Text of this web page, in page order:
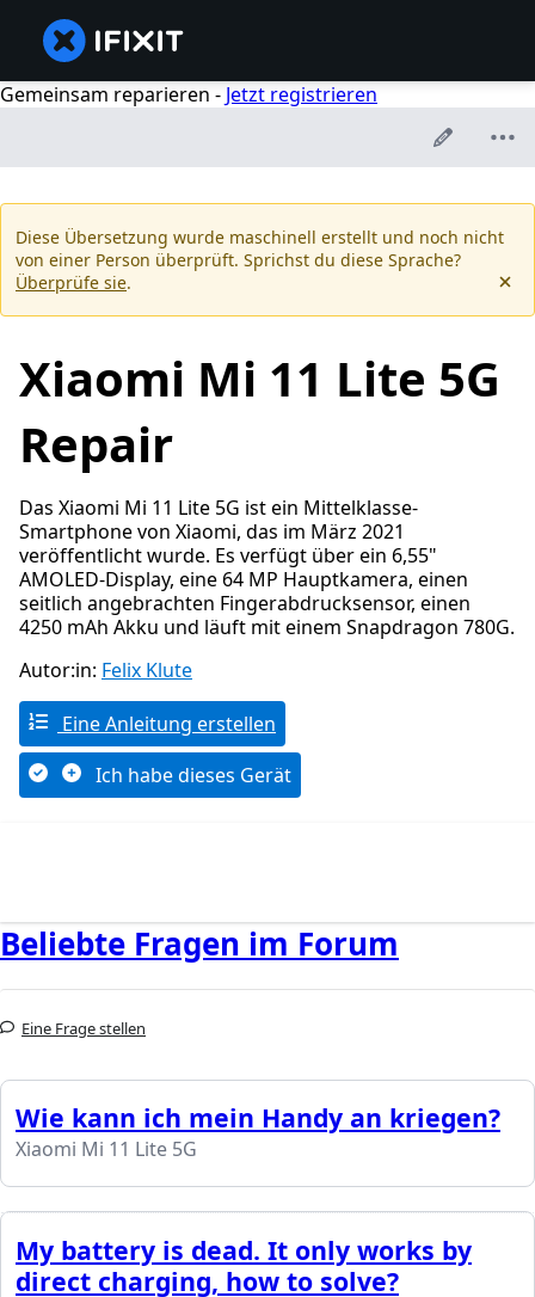
Gemeinsam reparieren - Jetzt registrieren
Diese Übersetzung wurde maschinell erstellt und noch nicht
von einer Person überprüft. Sprichst du diese Sprache?
Überprüfe sie.
Xiaomi Mi 11 Lite 5G
Repair
Das Xiaomi Mi 11 Lite 5G ist ein Mittelklasse-
Smartphone von Xiaomi, das im März 2021
veröffentlicht wurde. Es verfügt über ein 6,55"
AMOLED-Display, eine 64 MP Hauptkamera, einen
seitlich angebrachten Fingerabdrucksensor, einen
4250 mAh Akku und läuft mit einem Snapdragon 780G.
Autor:in: Felix Klute
Eine Anleitung erstellen
Ich habe dieses Gerät
Beliebte Fragen im Forum
Eine Frage stellen
Wie kann ich mein Handy an kriegen?
Xiaomi Mi 11 Lite 5G
My battery is dead. It only works by
direct charging, how to solve?